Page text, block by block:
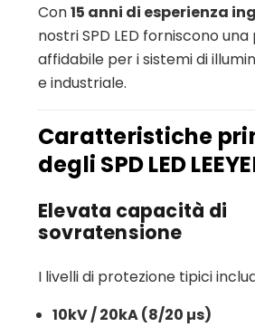
Con15 anni di esperienza
nostri SPD LED forniscono
affidabile per i sistemi di
e industriale.
Caratteristiche
degli SPD LED
Elevata capacità di
sovratensione
I livelli di protezione tipici
10kV / 20kA (8/20 µs)